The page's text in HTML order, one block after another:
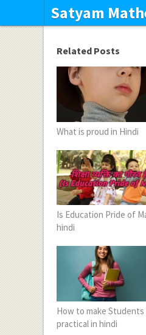
Satyam
Related Posts
What is proud in Hindi
Is Education Pride of
hindi
How to make Students
practical in hindi